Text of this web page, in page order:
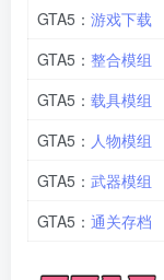
GTA5： 游戏下载
GTA5： 整合模组
GTA5： 载具模组
GTA5： 人物模组
GTA5： 武器模组
GTA5： 通关存档